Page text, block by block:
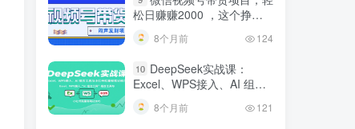
松日赚赚2000 ，这个挣钱
入口很多伙伴都在闷声发财
8个月前 124
10 DeepSeek实战课：
Excel、WPS接入、AI 组合
工具与小红书批量做笔记技
巧
8个月前 121